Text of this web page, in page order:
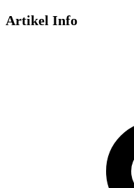
Artikel Info